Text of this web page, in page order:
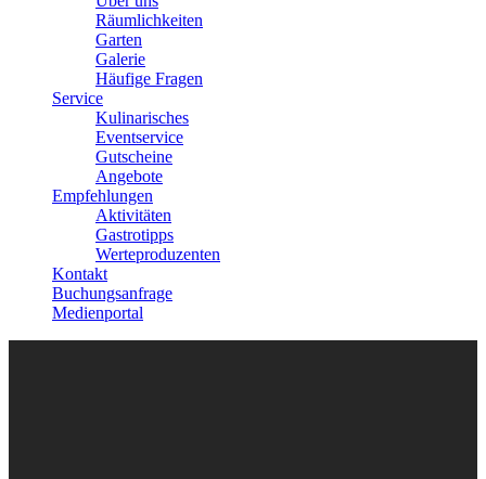
Räumlichkeiten
Garten
Galerie
Häufige Fragen
Service
Kulinarisches
Eventservice
Gutscheine
Angebote
Empfehlungen
Aktivitäten
Gastrotipps
Werteproduzenten
Kontakt
Buchungsanfrage
Medienportal